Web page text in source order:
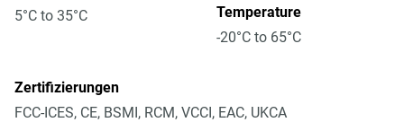
5°C to 35°C
Temperature
-20°C to 65°C
Zertifizierungen
FCC-ICES, CE, BSMI, RCM, VCCI, EAC, UKCA